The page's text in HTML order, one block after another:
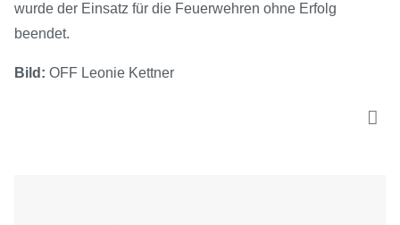
wurde der Einsatz für die Feuerwehren ohne Erfolg
beendet.
Bild: OFF Leonie Kettner